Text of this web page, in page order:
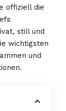
offiziell die
still und
wichtigsten
und